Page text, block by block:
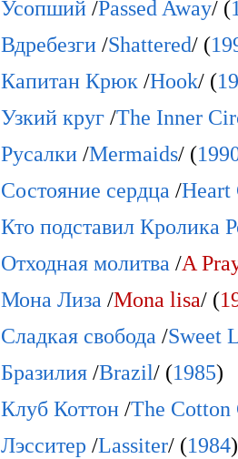
Усопший /Passed Away/ (
Вдребезги /Shattered/ (
Капитан Крюк /Hook/ (
Узкий круг /The Inner
Русалки /Mermaids/ (
Состояние сердца /Heart
Кто подставил Кролика
Отходная молитва /A
Мона Лиза /Mona lisa/ (
Сладкая свобода /Sweet
Бразилия /Brazil/ (1985)
Клуб Коттон /The Cotton
Лэсситер /Lassiter/ (1984)